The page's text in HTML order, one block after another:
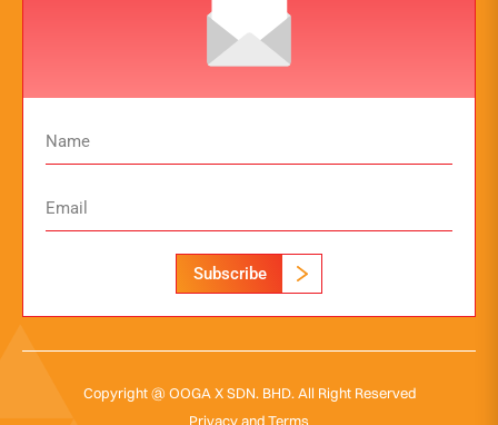
Subscribe
Copyright @ OOGA X SDN. BHD. All Right Reserved
Privacy and Terms